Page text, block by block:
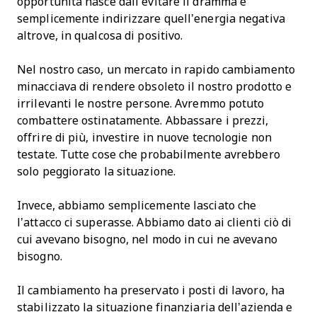
semplicemente indirizzare quell’energia negativa
altrove, in qualcosa di positivo.
Nel nostro caso, un mercato in rapido cambiamento
minacciava di rendere obsoleto il nostro prodotto e
irrilevanti le nostre persone. Avremmo potuto
combattere ostinatamente. Abbassare i prezzi,
offrire di più, investire in nuove tecnologie non
testate. Tutte cose che probabilmente avrebbero
solo peggiorato la situazione.
Invece, abbiamo semplicemente lasciato che
l’attacco ci superasse. Abbiamo dato ai clienti ciò di
cui avevano bisogno, nel modo in cui ne avevano
bisogno.
Il cambiamento ha preservato i posti di lavoro, ha
stabilizzato la situazione finanziaria dell’azienda e